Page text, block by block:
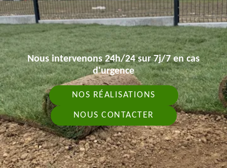
Nous intervenons 24h/24 sur 7j/7 en cas
d'urgence
NOS RÉALISATIONS
NOUS CONTACTER